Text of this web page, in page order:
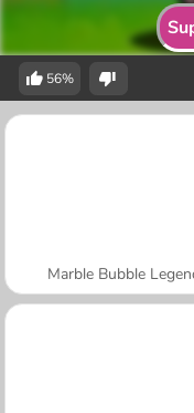
56%
Marble Bubble